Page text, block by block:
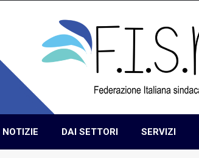
NOTIZIE DAI SETTORI SERVIZI